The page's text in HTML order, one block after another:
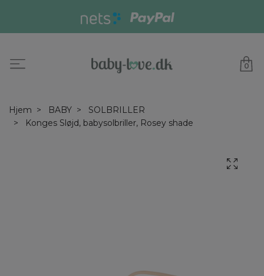
0
Hjem BABY
SOLBRILLER
Konges Sløjd, babysolbriller, Rosey shade